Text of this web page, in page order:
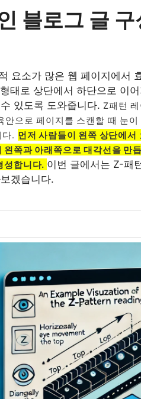
블로그 글
요소가 많은 웹 페이지에서
태로 상단에서 하단으로 이
있도록 도와줍니다. Z패턴
안으로 페이지를 스캔할 때 눈
다. 먼저 사람들이 왼쪽 상단에
왼쪽과 아래쪽으로 대각선을 만
성합니다. 이번 글에서는 Z-패
겠습니다.